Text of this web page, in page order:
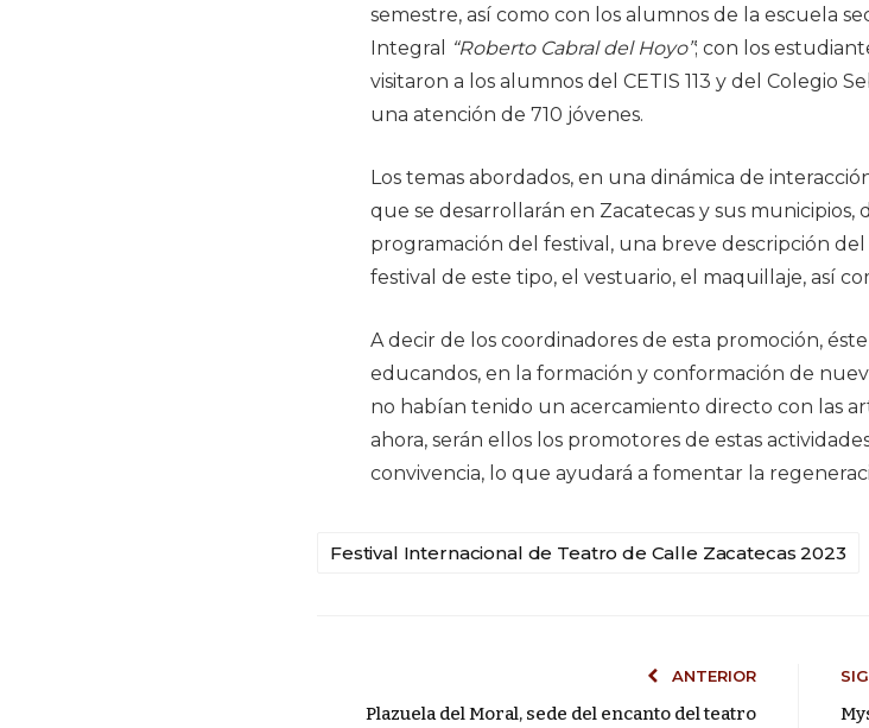
semestre, así como con los alumnos de la escuela
Integral
“Roberto Cabral del Hoyo”; con los
visitaron a los alumnos del CETIS 113 y del Colegio
una atención de 710 jóvenes.
Los temas abordados, en una dinámica de
que se desarrollarán en Zacatecas y sus municipios,
programación del festival, una breve descripción
festival de este tipo, el vestuario, el maquillaje, así
A decir de los coordinadores de esta promoción,
educandos, en la formación y conformación de
no habían tenido un acercamiento directo con las
ahora, serán ellos los promotores de estas
convivencia, lo que ayudará a fomentar la
Festival Internacional de Teatro de Calle Zacatecas 2023
ANTERIOR
Plazuela del Moral, sede del encanto del teatro